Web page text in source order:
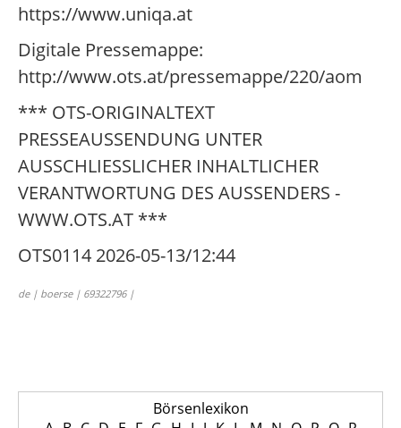
https://www.uniqa.at
Digitale Pressemappe:
http://www.ots.at/pressemappe/220/aom
*** OTS-ORIGINALTEXT
PRESSEAUSSENDUNG UNTER
AUSSCHLIESSLICHER INHALTLICHER
VERANTWORTUNG DES AUSSENDERS -
WWW.OTS.AT ***
OTS0114 2026-05-13/12:44
de | boerse | 69322796 |
Börsenlexikon